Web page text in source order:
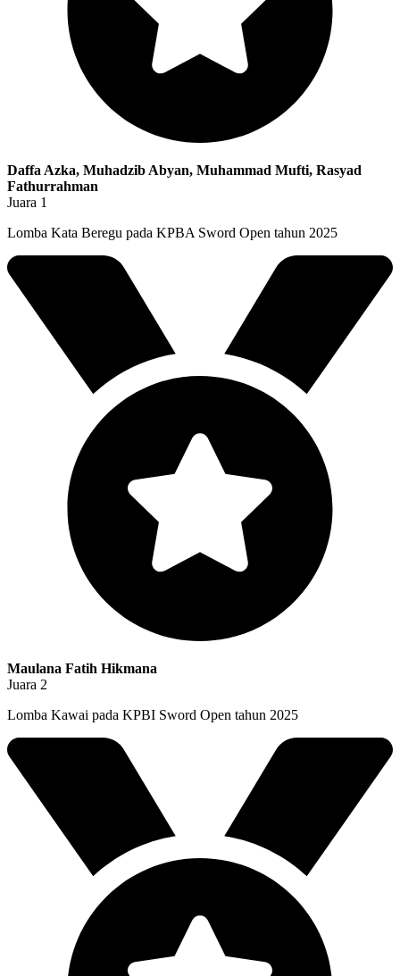
Daffa Azka, Muhadzib Abyan, Muhammad Mufti, Rasyad
Fathurrahman
Juara 1
Lomba Kata Beregu pada KPBA Sword Open tahun 2025
Maulana Fatih Hikmana
Juara 2
Lomba Kawai pada KPBI Sword Open tahun 2025